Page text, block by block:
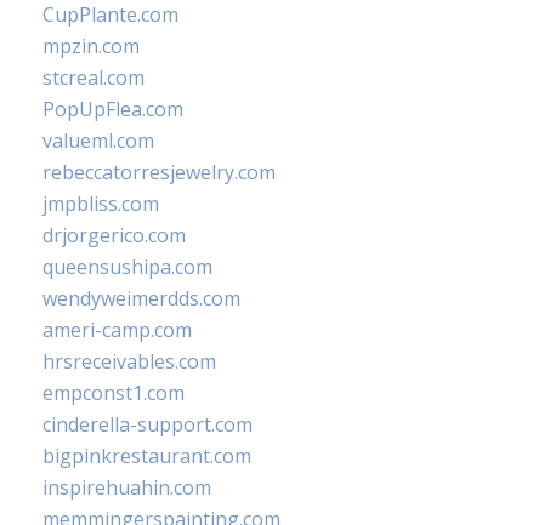
CupPlante.com
mpzin.com
stcreal.com
PopUpFlea.com
valueml.com
rebeccatorresjewelry.com
jmpbliss.com
drjorgerico.com
queensushipa.com
wendyweimerdds.com
ameri-camp.com
hrsreceivables.com
empconst1.com
cinderella-support.com
bigpinkrestaurant.com
inspirehuahin.com
memmingerspainting.com